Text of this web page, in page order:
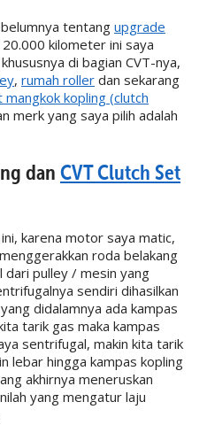
tentang upgrade
kilometer ini saya
di bagian CVT-nya,
, rumah roller dan sekarang
mangkok kopling (clutch
merk yang saya pilih adalah
dan CVT Clutch Set
karena motor saya matic,
roda belakang
dari pulley / mesin yang
sendiri dihasilkan
didalamnya ada kampas
tarik gas maka kampas
sentrifugal, makin kita tarik
lebar hingga kampas kopling
akhirnya meneruskan
yang mengatur laju